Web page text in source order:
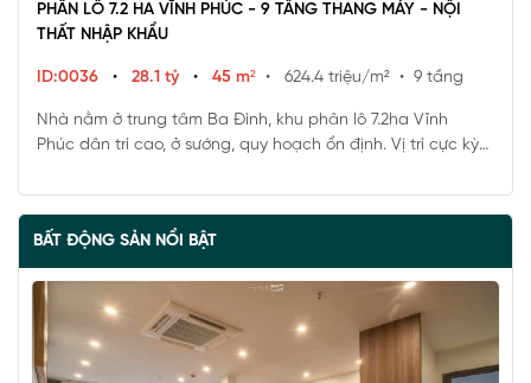
PHÂN LÔ 7.2 HA VĨNH PHÚC - 9 TẦNG THANG MÁY - NỘI
THẤT NHẬP KHẨU
ID:0036 • 28.1 tỷ • 45 m² • 624.4 triệu/m² • 9 tầng
Nhà nằm ở trung tâm Ba Đình, khu phân lô 7.2ha Vĩnh
Phúc dân trí cao, ở sướng, quy hoạch ổn định. Vị trí cực kỳ
Tây lộng gió .....
BẤT ĐỘNG SẢN NỔI BẬT